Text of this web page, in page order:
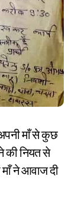
माँ से कुछ
की नियत से
माँ ने आवाज दी